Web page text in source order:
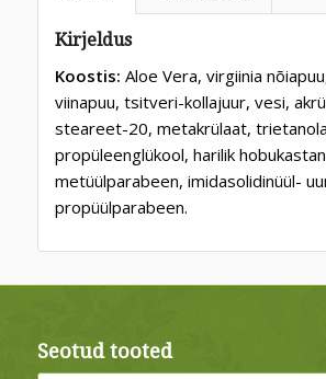
Kirjeldus
Koostis: Aloe Vera, virgiinia
viinapuu, tsitveri-kollajuur, vesi,
steareet-20, metakrülaat,
propüleenglükool, harilik
metüülparabeen, imidasolidinüül-
propüülparabeen.
Seotud tooted